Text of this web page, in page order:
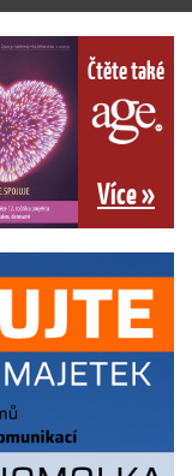
Čtěte také
Více »